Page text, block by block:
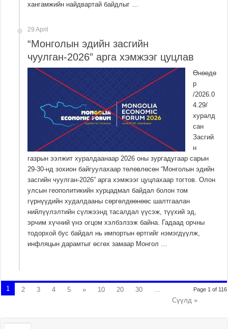
хангамжийн найдвартай байдлыг …
29 April
“Монголын эдийн засгийн
чуулган-2026” арга хэмжээг цуцлав
Өнөөдө
р
/2026.0
4.29/
хуралд
сан
Засгий
н
газрын ээлжит хуралдаанаар 2026 оны зургадугаар сарын
29-30-нд зохион байгуулахаар төлөвлөсөн “Монголын эдийн
засгийн чуулган-2026” арга хэмжээг цуцлахаар тогтов. Олон
улсын геополитикийн хурцадмал байдал болон том
гүрнүүдийн худалдааны сөргөлдөөнөөс шалтгаалан
нийлүүлэлтийн сүлжээнд тасалдал үүсэж, түүхий эд,
эрчим хүчний үнэ огцом хэлбэлзэж байна. Гадаад орчны
тодорхой бус байдал нь импортын өртгийг нэмэгдүүлж,
инфляцын дарамтыг өсгөх замаар Монгол …
Page 1 of 116
1 2 3 4 5 » 10 20 30
...
Сүүлд »